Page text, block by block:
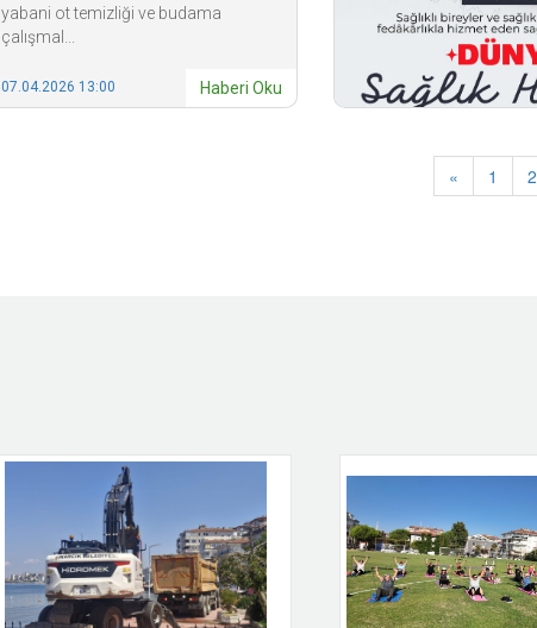
yabani ot temizliği ve budama
çalışmal...
07.04.2026 13:00 Haberi Oku
« 1 2